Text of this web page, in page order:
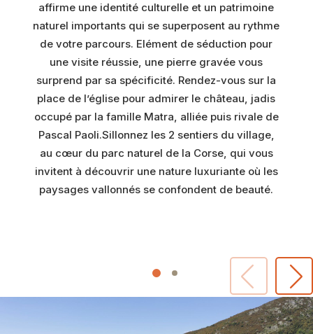
affirme une identité culturelle et un patrimoine
naturel importants qui se superposent au rythme
de votre parcours. Elément de séduction pour
une visite réussie, une pierre gravée vous
surprend par sa spécificité. Rendez-vous sur la
place de l’église pour admirer le château, jadis
occupé par la famille Matra, alliée puis rivale de
Pascal Paoli.Sillonnez les 2 sentiers du village,
au cœur du parc naturel de la Corse, qui vous
invitent à découvrir une nature luxuriante où les
paysages vallonnés se confondent de beauté.